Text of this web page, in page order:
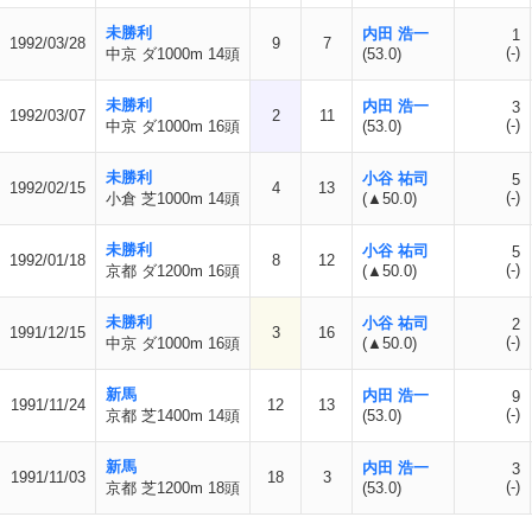
1992/03/28
未勝利
中京 ダ1000m 14頭
9 7
内田 浩一
(53.0)
1
(-)
1992/03/07
未勝利
中京 ダ1000m 16頭
2 11
内田 浩一
(53.0)
3
(-)
1992/02/15
未勝利
小倉 芝1000m 14頭
4 13
小谷 祐司
(▲50.0)
5
(-)
1992/01/18
未勝利
京都 ダ1200m 16頭
8 12
小谷 祐司
(▲50.0)
5
(-)
1991/12/15
未勝利
中京 ダ1000m 16頭
3 16
小谷 祐司
(▲50.0)
2
(-)
1991/11/24
新馬
京都 芝1400m 14頭
12 13
内田 浩一
(53.0)
9
(-)
1991/11/03
新馬
京都 芝1200m 18頭
18 3
内田 浩一
(53.0)
3
(-)